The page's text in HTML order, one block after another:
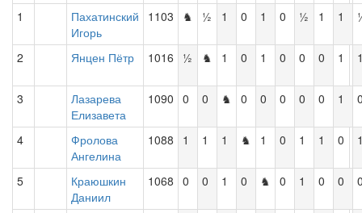
1
Пахатинский
Игорь
1103 ♞ ½ 1 0 1 0 ½ 1 1
2 Янцен Пётр 1016 ½ ♞ 1 0 1 0 0 0 1
3
Лазарева
Елизавета
1090 0 0 ♞ 0 0 0 0 0 1
4
Фролова
Ангелина
1088 1 1 1 ♞ 1 0 1 1 0
5
Краюшкин
Даниил
1068 0 0 1 0 ♞ 0 1 0 0